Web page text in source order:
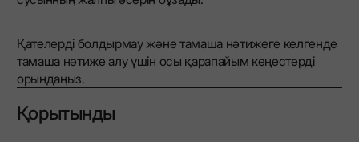
Қателерді болдырмау және тамаша нәтижеге келгенде
тамаша нәтиже алу үшін осы қарапайым кеңестерді
орындаңыз.
Қорытынды